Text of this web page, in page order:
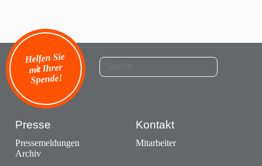
Helfen Sie
mit Ihrer
Spende!
Presse
Pressemeldungen
Archiv
Kontakt
Mitarbeiter